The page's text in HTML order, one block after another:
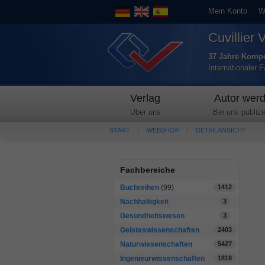
Mein Konto
Cuvillier
37 Jahre
Internationaler
Verlag
Über uns
Autor
Bei uns
START WEBSHOP DETAILANSICHT
Fachbereiche
Buchreihen (99) 1412
Nachhaltigkeit 3
Gesundheitswesen 3
Geisteswissenschaften 2403
Naturwissenschaften 5427
Ingenieurwissenschaften 1818